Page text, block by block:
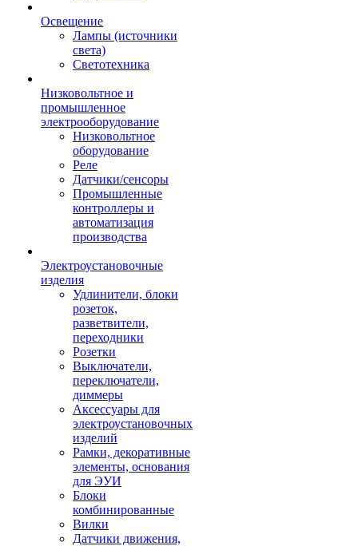
Освещение
Лампы (источники
света)
Светотехника
Низковольтное и
промышленное
электрооборудование
Низковольтное
оборудование
Реле
Датчики/сенсоры
Промышленные
контроллеры и
автоматизация
производства
Электроустановочные
изделия
Удлинители, блоки
розеток,
разветвители,
переходники
Розетки
Выключатели,
переключатели,
диммеры
Аксессуары для
электроустановочных
изделий
Рамки, декоративные
элементы, основания
для ЭУИ
Блоки
комбинированные
Вилки
Датчики движения,